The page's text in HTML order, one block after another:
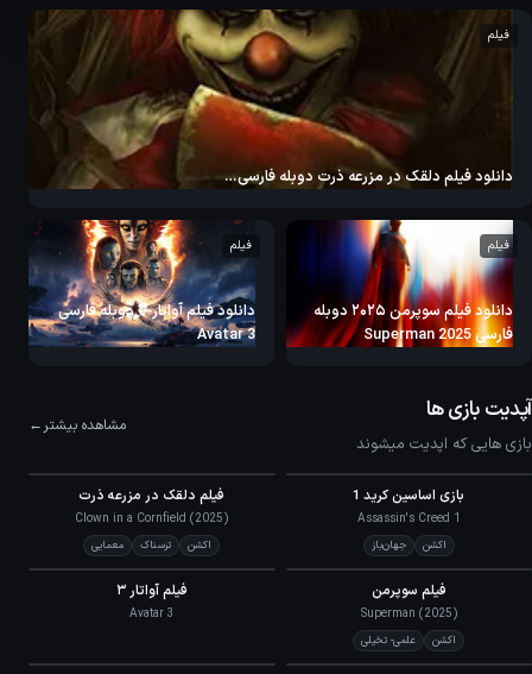
فیلم
دانلود فیلم دلقک در مزرعه ذرت دوبله فارسی…
فیلم
دانلود فیلم سوپرمن ۲۰۲۵ دوبله
فارسی Superman 2025
فیلم
دانلود فیلم آواتار ۳ دوبله فارسی
Avatar 3
آپدیت بازی ها
بازی هایی که اپدیت میشوند
مشاهده بیشتر
بازی اساسین کرید 1
Assassin's Creed 1
اکشن جهان‌باز
5.7
فیلم دلقک در مزرعه ذرت
Clown in a Cornfield (2025)
اکشن ترسناک معمایی
فیلم سوپرمن
Superman (2025)
اکشن علمی- تخیلی
فیلم آواتار ۳
Avatar 3